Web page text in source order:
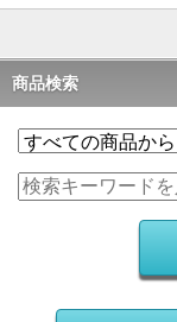
商品検索